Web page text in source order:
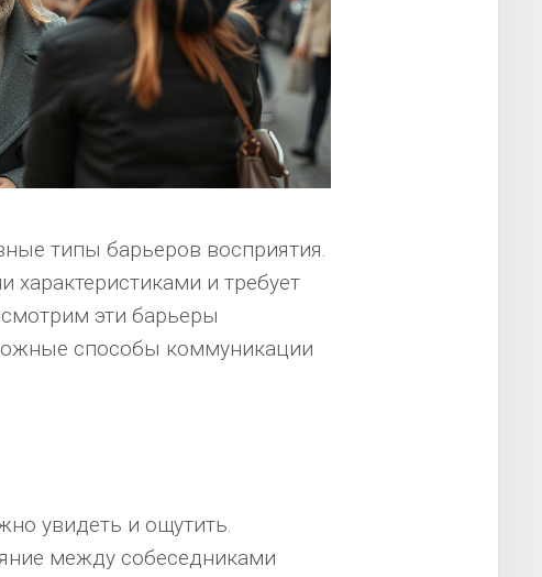
типы барьеров восприятия.
и требует
эти барьеры
способы коммуникации
увидеть и ощутить.
между собеседниками